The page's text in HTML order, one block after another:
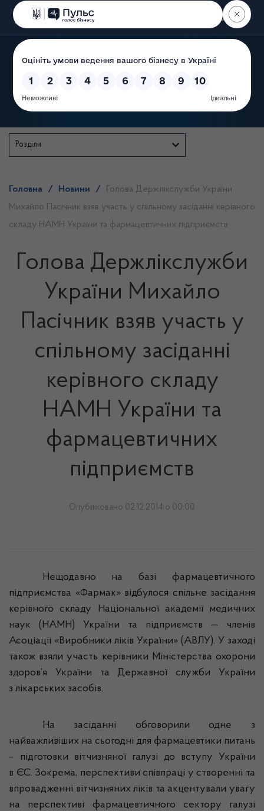
Пошук
Розділи
Головна / Новини /
Голова Держлікслужби України
Михайло Пасічник взяв участь у спільному засіданні керівного
складу НАМН України та фармацевтичних підприємств
Голова Держлікслужби
України Михайло
Пасічник взяв участь у
спільному засіданні
керівного складу
НАМН України та
фармацевтичних
підприємств
Опубліковано 02.12.2014 о 00:00
Нещодавно на базі фармацевтичного
підприємства «Фармак» відбулося спільне засідання
керівного складу Національної академії медичних
наук (НАМН) України та підприємств — членів
Асоціації «Виробники ліків України» (АВЛУ). У заході
також взяли участь керівники Міністерства охорони
здоров’я України та Державної служби України
з лікарських засобів.
На засіданні обговорили одне з
найважливіших на сьогодні для фармацевтики питань
– підготовки вітчизняної галузі до вступу України
в ЄС. Зокрема, перспективи співпраці у створенні та
впровадженні вітчизняних ліків та акцентували увагу
на перспективі фармацевтичного сектору галузі